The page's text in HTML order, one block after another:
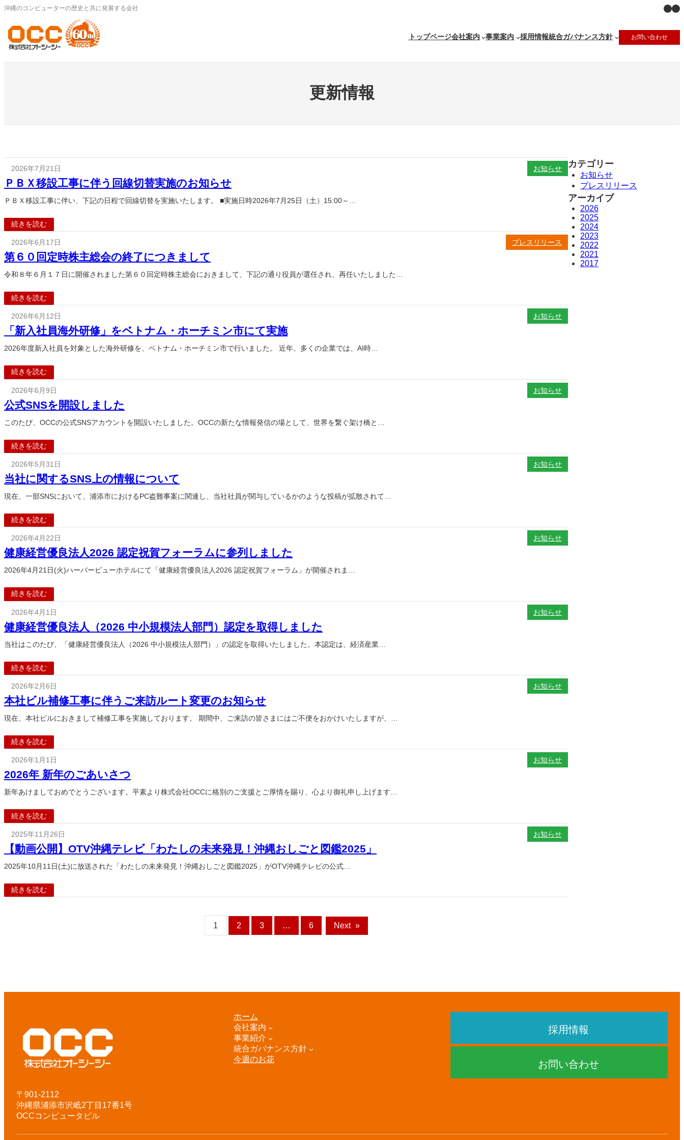
内
を
ス
キ
ッ
沖縄のコンピューターの歴史と共に発展する会社 X
トップページ会社案内 事業案内 採用情報統合ガバナンス方針 お問い合わせ
更新情報
2026年7月21日 お知らせ
ＰＢＸ移設工事に伴う回線切替実施のお知らせ
ＰＢＸ移設工事に伴い、下記の日程で回線切替を実施いたします。 ■実施日時2026年7月25日（土）15:00～…
続きを読む
2026年6月17日 プレスリリース
第６０回定時株主総会の終了につきまして
令和８年６月１７日に開催されました第６０回定時株主総会におきまして、下記の通り役員が選任され、再任いたしました…
続きを読む
2026年6月12日 お知らせ
「新入社員海外研修」をベトナム・ホーチミン市にて実施
2026年度新入社員を対象とした海外研修を、ベトナム・ホーチミン市で行いました。 近年、多くの企業では、AI時…
続きを読む
2026年6月9日 お知らせ
公式SNSを開設しました
このたび、OCCの公式SNSアカウントを開設いたしました。OCCの新たな情報発信の場として、世界を繋ぐ架け橋と…
続きを読む
2026年5月31日 お知らせ
当社に関するSNS上の情報について
現在、一部SNSにおいて、浦添市におけるPC盗難事案に関連し、当社社員が関与しているかのような投稿が拡散されて…
続きを読む
2026年4月22日 お知らせ
健康経営優良法人2026 認定祝賀フォーラムに参列しました
2026年4月21日(火)ハーバービューホテルにて「健康経営優良法人2026 認定祝賀フォーラム」が開催されま…
続きを読む
2026年4月1日 お知らせ
健康経営優良法人（2026 中小規模法人部門）認定を取得しました
当社はこのたび、「健康経営優良法人（2026 中小規模法人部門）」の認定を取得いたしました。本認定は、経済産業…
続きを読む
2026年2月6日 お知らせ
本社ビル補修工事に伴うご来訪ルート変更のお知らせ
現在、本社ビルにおきまして補修工事を実施しております。 期間中、ご来訪の皆さまにはご不便をおかけいたしますが、…
続きを読む
2026年1月1日 お知らせ
2026年 新年のごあいさつ
新年あけましておめでとうございます。平素より株式会社OCCに格別のご支援とご厚情を賜り、心より御礼申し上げます…
続きを読む
2025年11月26日 お知らせ
【動画公開】OTV沖縄テレビ「わたしの未来発見！沖縄おしごと図鑑2025」
2025年10月11日(土)に放送された「わたしの未来発見！沖縄おしごと図鑑2025」がOTV沖縄テレビの公式…
続きを読む
1 2 3 … 6 Next »
カテゴリー
お知らせ
プレスリリース
アーカイブ
2026
2025
2024
2023
2022
2021
2017
〒901-2112
沖縄県浦添市沢岻2丁目17番1号
OCCコンピュータビル
ホーム
会社案内
事業紹介
統合ガバナンス方針
今週のお花
採用情報
お問い合わせ